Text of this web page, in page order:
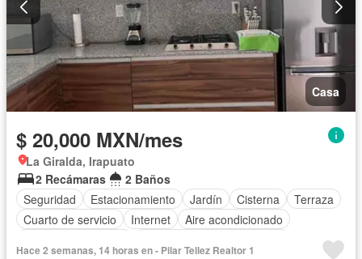
Casa
$ 20,000 MXN/mes
La Giralda, Irapuato
2 Recámaras
2 Baños
Seguridad
Estacionamiento Jardín Cisterna
Terraza
Cuarto de servicio
Internet
Aire acondicionado
Hace 2 semanas, 14 horas en - Pilar Tellez Realtor 1